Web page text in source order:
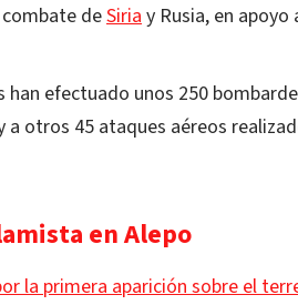
deSiriay Rusia, en apoyo
efectuado unos 250
a otros 45 ataques aéreos
en Alepo
la primera aparición sobre el